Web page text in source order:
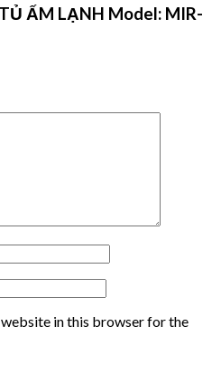
ẤM LẠNH Model: MIR-
website in this browser for the